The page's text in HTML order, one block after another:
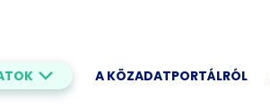
A KÖZADATPORTÁLRÓL